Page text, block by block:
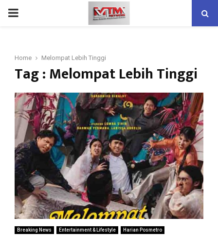
PRIMARY
Home Melompat Lebih Tinggi
Tag : Melompat Lebih Tinggi
Breaking News Entertainment & Lifestyle Harian Posmetro